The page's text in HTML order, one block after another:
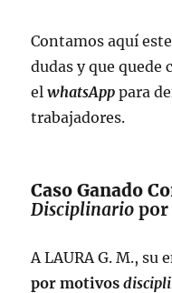
Contamos aquí
dudas y que quede
elwhatsApp para
trabajadores.
Caso Ganado
Disciplinario por
A LAURA G. M., su
por motivos